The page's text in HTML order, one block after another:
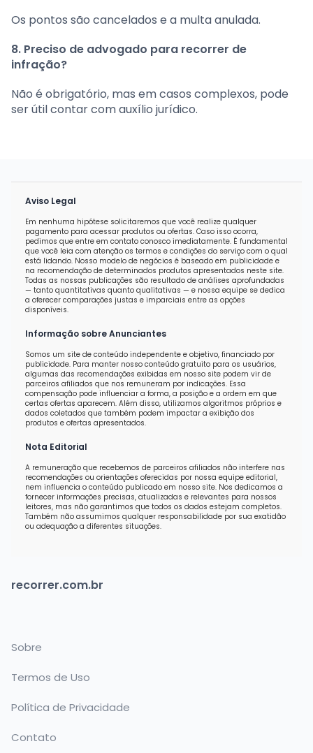
Os pontos são cancelados e a multa anulada.
8. Preciso de advogado para recorrer de
infração?
Não é obrigatório, mas em casos complexos, pode
ser útil contar com auxílio jurídico.
Aviso Legal
Em nenhuma hipótese solicitaremos que você realize qualquer
pagamento para acessar produtos ou ofertas. Caso isso ocorra,
pedimos que entre em contato conosco imediatamente. É fundamental
que você leia com atenção os termos e condições do serviço com o qual
está lidando. Nosso modelo de negócios é baseado em publicidade e
na recomendação de determinados produtos apresentados neste site.
Todas as nossas publicações são resultado de análises aprofundadas
— tanto quantitativas quanto qualitativas — e nossa equipe se dedica
a oferecer comparações justas e imparciais entre as opções
disponíveis.
Informação sobre Anunciantes
Somos um site de conteúdo independente e objetivo, financiado por
publicidade. Para manter nosso conteúdo gratuito para os usuários,
algumas das recomendações exibidas em nosso site podem vir de
parceiros afiliados que nos remuneram por indicações. Essa
compensação pode influenciar a forma, a posição e a ordem em que
certas ofertas aparecem. Além disso, utilizamos algoritmos próprios e
dados coletados que também podem impactar a exibição dos
produtos e ofertas apresentados.
Nota Editorial
A remuneração que recebemos de parceiros afiliados não interfere nas
recomendações ou orientações oferecidas por nossa equipe editorial,
nem influencia o conteúdo publicado em nosso site. Nos dedicamos a
fornecer informações precisas, atualizadas e relevantes para nossos
leitores, mas não garantimos que todos os dados estejam completos.
Também não assumimos qualquer responsabilidade por sua exatidão
ou adequação a diferentes situações.
recorrer.com.br
Sobre
Termos de Uso
Política de Privacidade
Contato